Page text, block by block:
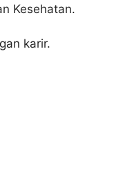
Kesehatan.
karir.